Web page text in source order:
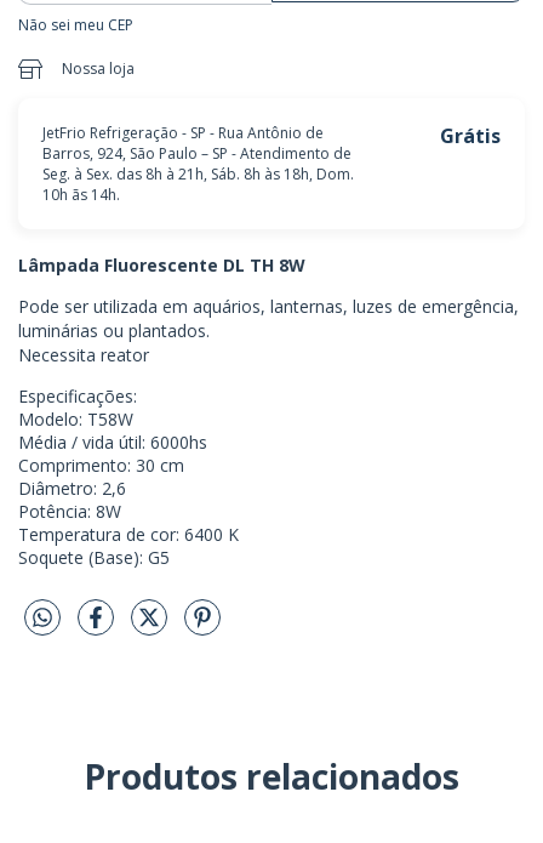
Não sei meu CEP
Nossa loja
JetFrio Refrigeração - SP - Rua Antônio de
Barros, 924, São Paulo – SP - Atendimento de
Seg. à Sex. das 8h à 21h, Sáb. 8h às 18h, Dom.
10h ãs 14h.
Grátis
Lâmpada Fluorescente DL TH 8W
Pode ser utilizada em aquários, lanternas, luzes de emergência,
luminárias ou plantados.
Necessita reator
Especificações:
Modelo: T58W
Média / vida útil: 6000hs
Comprimento: 30 cm
Diâmetro: 2,6
Potência: 8W
Temperatura de cor: 6400 K
Soquete (Base): G5
Produtos relacionados